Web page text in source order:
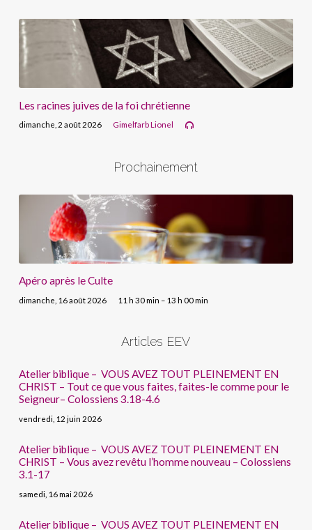
Les racines juives de la foi chrétienne
dimanche, 2 août 2026 Gimelfarb Lionel
Prochainement
Apéro après le Culte
dimanche, 16 août 2026 11 h 30 min – 13 h 00 min
Articles EEV
Atelier biblique – VOUS AVEZ TOUT PLEINEMENT EN
CHRIST – Tout ce que vous faites, faites-le comme pour le
Seigneur– Colossiens 3.18-4.6
vendredi, 12 juin 2026
Atelier biblique – VOUS AVEZ TOUT PLEINEMENT EN
CHRIST – Vous avez revêtu l’homme nouveau – Colossiens
3.1-17
samedi, 16 mai 2026
Atelier biblique – VOUS AVEZ TOUT PLEINEMENT EN